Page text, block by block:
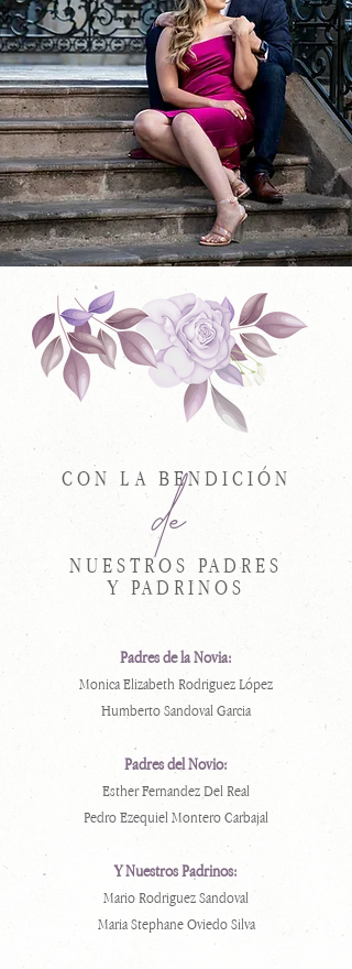
CON LA BENDICIÓN
de
NUESTROS PADRES
Y PADRINOS
Padres de la Novia:
Monica Elizabeth Rodriguez López
Humberto Sandoval Garcia
Padres del Novio:
Esther Fernandez Del Real
Pedro Ezequiel Montero Carbajal
Y Nuestros Padrinos:
Mario Rodriguez Sandoval
Maria Stephane Oviedo Silva